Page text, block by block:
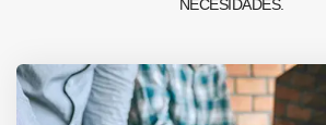
NECESIDADES.